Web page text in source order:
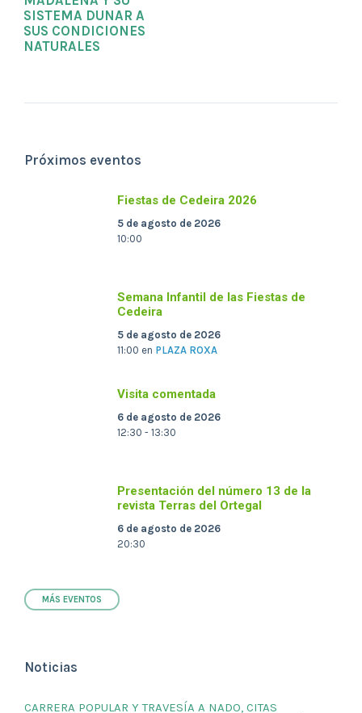
SISTEMA DUNAR A
SUS CONDICIONES
NATURALES
Próximos eventos
Fiestas de Cedeira 2026
5 de agosto de 2026
10:00
Semana Infantil de las Fiestas de
Cedeira
5 de agosto de 2026
11:00 en PLAZA ROXA
Visita comentada
6 de agosto de 2026
12:30 - 13:30
Presentación del número 13 de la
revista Terras del Ortegal
6 de agosto de 2026
20:30
MÁS EVENTOS
Noticias
CARRERA POPULAR Y TRAVESÍA A NADO, CITAS